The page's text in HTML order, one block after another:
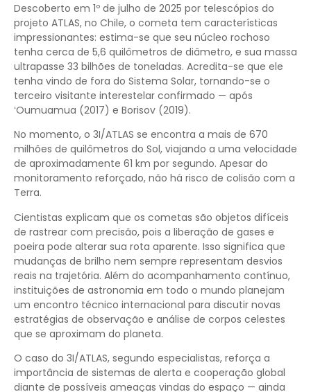
Descoberto em 1º de julho de 2025 por telescópios do
projeto ATLAS, no Chile, o cometa tem características
impressionantes: estima-se que seu núcleo rochoso
tenha cerca de 5,6 quilômetros de diâmetro, e sua massa
ultrapasse 33 bilhões de toneladas. Acredita-se que ele
tenha vindo de fora do Sistema Solar, tornando-se o
terceiro visitante interestelar confirmado — após
ʻOumuamua (2017) e Borisov (2019).
No momento, o 3I/ATLAS se encontra a mais de 670
milhões de quilômetros do Sol, viajando a uma velocidade
de aproximadamente 61 km por segundo. Apesar do
monitoramento reforçado, não há risco de colisão com a
Terra.
Cientistas explicam que os cometas são objetos difíceis
de rastrear com precisão, pois a liberação de gases e
poeira pode alterar sua rota aparente. Isso significa que
mudanças de brilho nem sempre representam desvios
reais na trajetória. Além do acompanhamento contínuo,
instituições de astronomia em todo o mundo planejam
um encontro técnico internacional para discutir novas
estratégias de observação e análise de corpos celestes
que se aproximam do planeta.
O caso do 3I/ATLAS, segundo especialistas, reforça a
importância de sistemas de alerta e cooperação global
diante de possíveis ameaças vindas do espaço — ainda